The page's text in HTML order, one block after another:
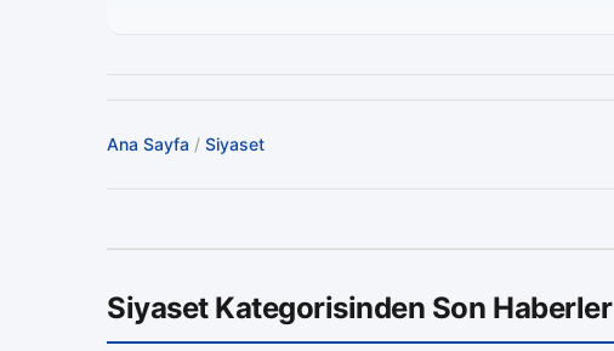
Ana Sayfa / Siyaset
Siyaset Kategorisinden Son Haberler